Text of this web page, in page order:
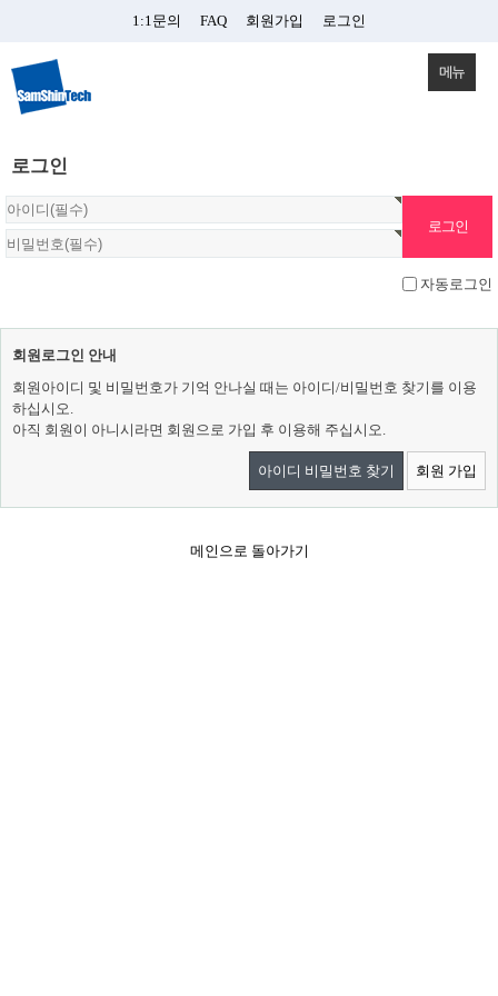
1:1문의 FAQ 회원가입 로그인
메뉴
로그인
자동로그인
회원로그인 안내
회원아이디 및 비밀번호가 기억 안나실 때는 아이디/비밀번호 찾기를 이용
하십시오.
아직 회원이 아니시라면 회원으로 가입 후 이용해 주십시오.
아이디 비밀번호 찾기 회원 가입
메인으로 돌아가기